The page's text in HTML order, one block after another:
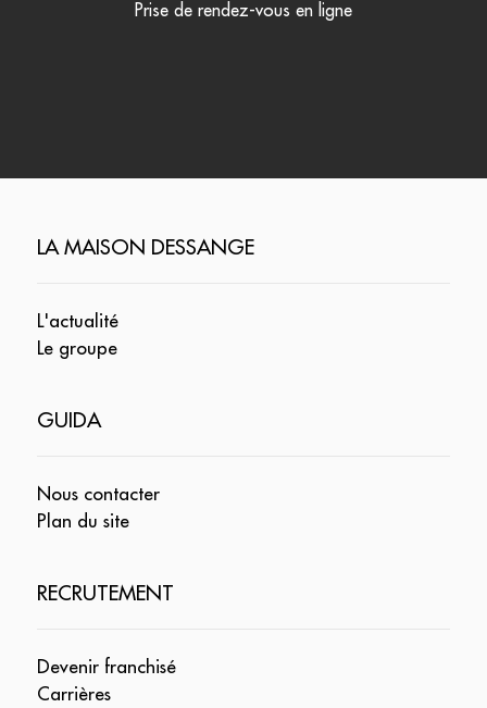
Prise de rendez-vous en ligne
LA MAISON DESSANGE
L'actualité
Le groupe
GUIDA
Nous contacter
Plan du site
RECRUTEMENT
Devenir franchisé
Carrières